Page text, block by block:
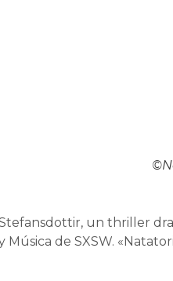
un thriller
de SXSW.